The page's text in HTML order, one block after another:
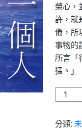
榮心，
許，就
倦，所
事物的
所言「
猛。」
分類: